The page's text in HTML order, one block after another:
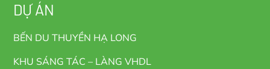
DỰ ÁN
BẾN DU THUYỀN HẠ LONG
KHU SÁNG TÁC – LÀNG VHDL